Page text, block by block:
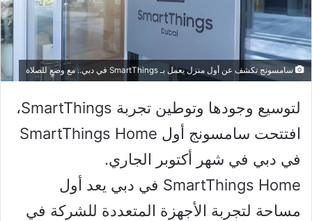
سامسونج تكشف عن أول منزل يعمل بـ SmartThings في دبي.. مع وضعٍ للصلاة
لتوسيع وجودها وتوطين تجربة SmartThings،
افتتحت سامسونج أول SmartThings Home
في دبي في شهر أكتوبر الجاري.
SmartThings Home في دبي يعد أول
مساحة لتجربة الأجهزة المتعددة للشركة في